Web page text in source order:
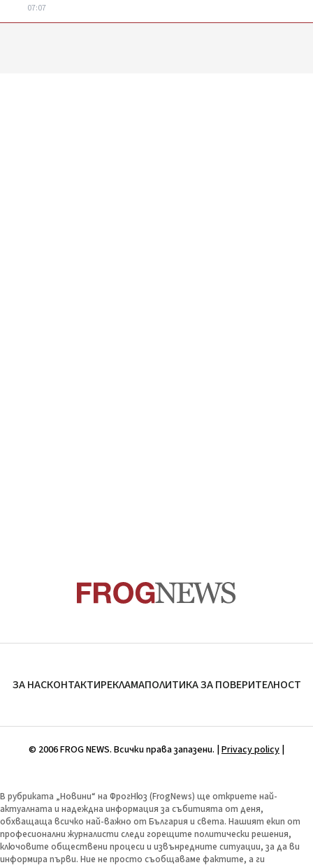
07:07
ЗА НАСКОНТАКТИРЕКЛАМАПОЛИТИКА ЗА ПОВЕРИТЕЛНОСТ
© 2006 FROG NEWS. Всички права запазени. | Privacy policy
В рубриката „Новини“ на ФрогНюз (FrogNews) ще откриете най-
актуалната и надеждна информация за събитията от деня,
обхващаща всичко най-важно от България и света. Нашият екип от
професионални журналисти следи горещите политически решения,
ключовите обществени процеси и извънредните ситуации, за да ви
информира първи. Ние не просто съобщаваме фактите, а ги